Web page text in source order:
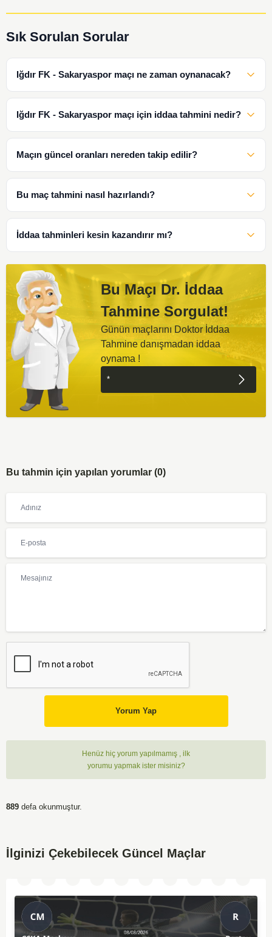
Sık Sorulan Sorular
Iğdır FK - Sakaryaspor maçı ne zaman oynanacak?
Iğdır FK - Sakaryaspor maçı için iddaa tahmini nedir?
Maçın güncel oranları nereden takip edilir?
Bu maç tahmini nasıl hazırlandı?
İddaa tahminleri kesin kazandırır mı?
Bu Maçı Dr. İddaa
Tahmine Sorgulat!
Günün maçlarını Doktor İddaa
Tahmine danışmadan iddaa
oynama !
Bu tahmin için yapılan yorumlar (0)
Yorum Yap
Henüz hiç yorum yapılmamış , ilk
yorumu yapmak ister misiniz?
889 defa okunmuştur.
İlginizi Çekebilecek Güncel Maçlar